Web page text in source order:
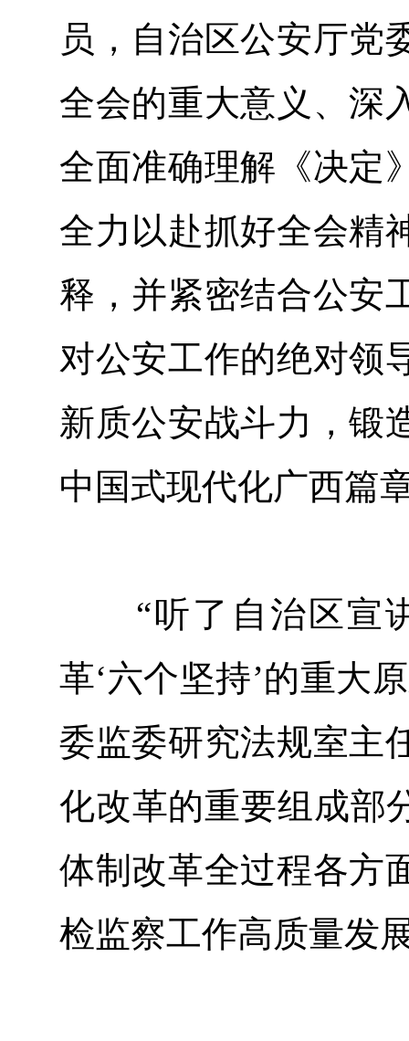
员，自治区公安厅党
全会的重大意义、深
全面准确理解《决定
全力以赴抓好全会精
释，并紧密结合公安
对公安工作的绝对领
新质公安战斗力，锻
中国式现代化广西篇
“听了自治区宣讲
革‘六个坚持’的重大
委监委研究法规室主
化改革的重要组成部
体制改革全过程各方
检监察工作高质量发